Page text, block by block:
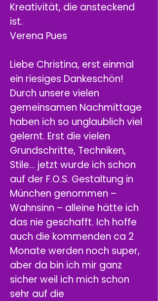
Kreativität, die ansteckend
ist.
Verena Pues
Liebe Christina, erst einmal
ein riesiges Dankeschön!
Durch unsere vielen
gemeinsamen Nachmittage
haben ich so unglaublich viel
gelernt. Erst die vielen
Grundschritte, Techniken,
Stile... jetzt wurde ich schon
auf der F.O.S. Gestaltung in
München genommen –
Wahnsinn – alleine hätte ich
das nie geschafft. Ich hoffe
auch die kommenden ca 2
Monate werden noch super,
aber da bin ich mir ganz
sicher weil ich mich schon
sehr auf die